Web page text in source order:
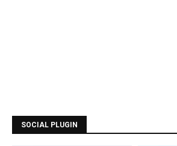
SOCIAL PLUGIN